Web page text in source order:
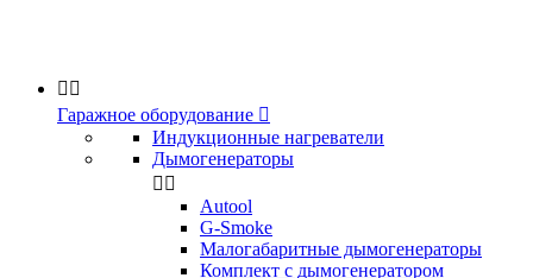
 
Гаражное оборудование 
Индукционные нагреватели
Дымогенераторы
 
Аutool
G-Smoke
Малогабаритные дымогенераторы
Комплект с дымогенератором